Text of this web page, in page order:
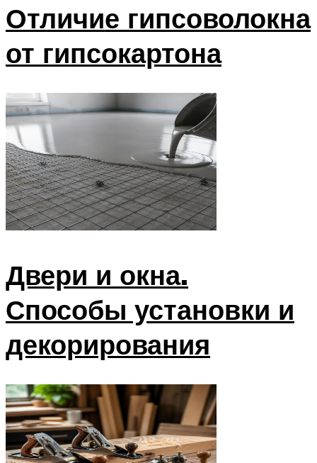
Отличие гипсоволокна
от гипсокартона
Двери и окна.
Способы установки и
декорирования